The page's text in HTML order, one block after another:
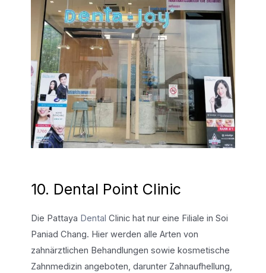
10. Dental Point Clinic
Die Pattaya Dental Clinic hat nur eine Filiale in Soi
Paniad Chang. Hier werden alle Arten von
zahnärztlichen Behandlungen sowie kosmetische
Zahnmedizin angeboten, darunter Zahnaufhellung,